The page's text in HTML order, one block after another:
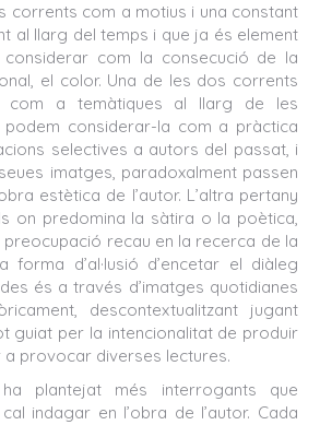
corrents com a motius i una constant
al llarg del temps i que ja és element
considerar com la consecució de la
el color. Una de les dos corrents
com a temàtiques al llarg de les
podem considerar-la com a pràctica
selectives a autors del passat, i
imatges, paradoxalment passen
estètica de l’autor. L’altra pertany
on predomina la sàtira o la poètica,
recau en la recerca de la
forma d’al·lusió d’encetar el diàleg
és a través d’imatges quotidianes
descontextualitzant jugant
guiat per la intencionalitat de produir
a provocar diverses lectures.
plantejat més interrogants que
indagar en l’obra de l’autor. Cada